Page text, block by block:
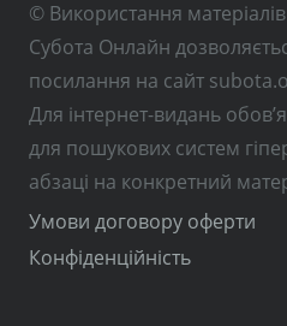
© Використання
Субота Онлайн
посилання на сайт
Для інтернет-видань
для пошукових систем
абзаці на конкретний
Умови договору оферти
Конфіденційність